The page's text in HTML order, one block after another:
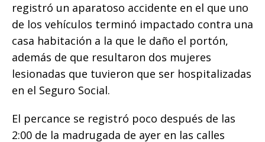
registró un aparatoso accidente en el que uno
de los vehículos terminó impactado contra una
casa habitación a la que le daño el portón,
además de que resultaron dos mujeres
lesionadas que tuvieron que ser hospitalizadas
en el Seguro Social.
El percance se registró poco después de las
2:00 de la madrugada de ayer en las calles